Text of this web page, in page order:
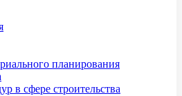
планирования
в сфере строительства